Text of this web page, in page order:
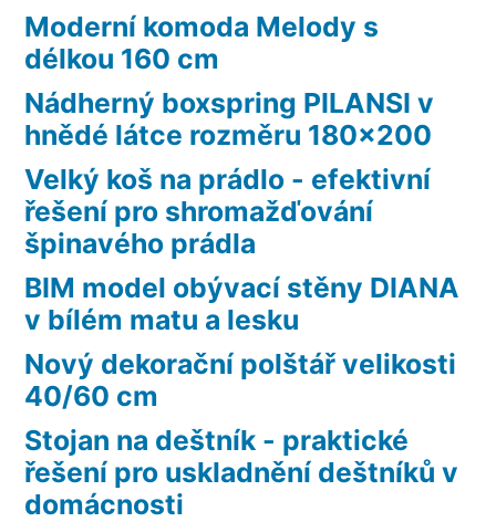
Moderní komoda Melody s
délkou 160 cm
Nádherný boxspring PILANSI v
hnědé látce rozměru 180×200
Velký koš na prádlo - efektivní
řešení pro shromažďování
špinavého prádla
BIM model obývací stěny DIANA
v bílém matu a lesku
Nový dekorační polštář velikosti
40/60 cm
Stojan na deštník - praktické
řešení pro uskladnění deštníků v
domácnosti